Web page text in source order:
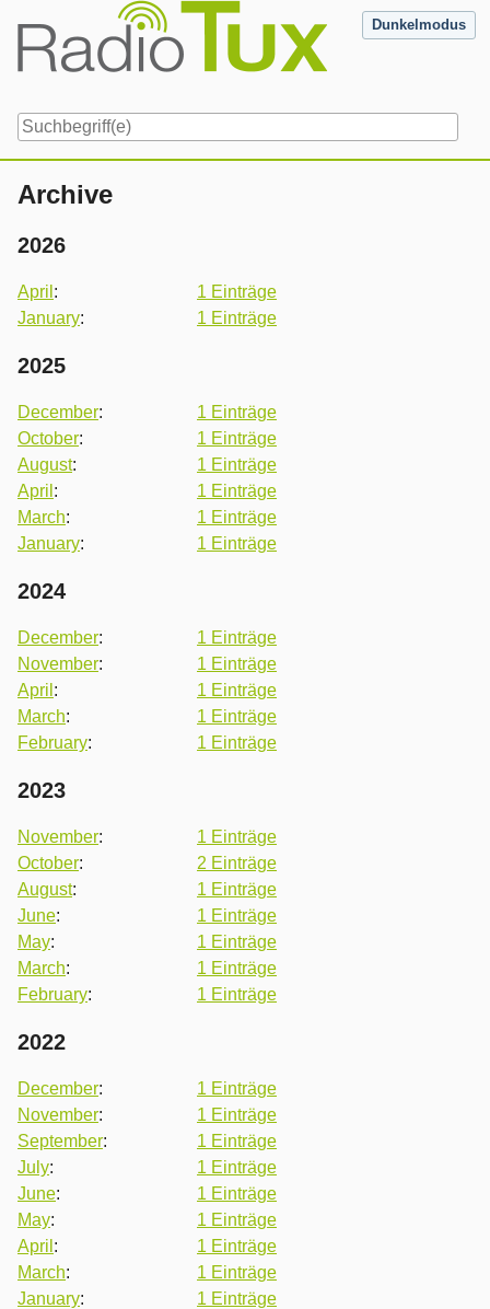
content
Dunkelmodus
Archive
2026
April :
1 Einträge
January: 1 Einträge
2025
December:
1 Einträge
October:
1 Einträge
August:
1 Einträge
April :
1 Einträge
March:
1 Einträge
January: 1 Einträge
2024
December:
1 Einträge
November:
1 Einträge
April :
1 Einträge
March:
1 Einträge
February: 1 Einträge
2023
November:
1 Einträge
October:
2 Einträge
August:
1 Einträge
June:
1 Einträge
May:
1 Einträge
March:
1 Einträge
February: 1 Einträge
2022
December:
1 Einträge
November:
1 Einträge
September:
1 Einträge
July:
1 Einträge
June:
1 Einträge
May:
1 Einträge
April :
1 Einträge
March:
1 Einträge
January: 1 Einträge